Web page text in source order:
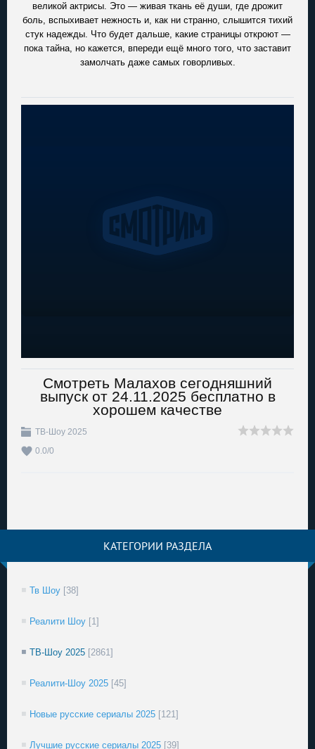
великой актрисы. Это — живая ткань её души, где дрожит
боль, вспыхивает нежность и, как ни странно, слышится тихий
стук надежды. Что будет дальше, какие страницы откроют —
пока тайна, но кажется, впереди ещё много того, что заставит
замолчать даже самых говорливых.
Смотреть Малахов сегодняшний
выпуск от 24.11.2025 бесплатно в
хорошем качестве
ТВ-Шоу 2025
0.0/0
КАТЕГОРИИ РАЗДЕЛА
Тв Шоу [38]
Реалити Шоу [1]
ТВ-Шоу 2025 [2861]
Реалити-Шоу 2025 [45]
Новые русские сериалы 2025 [121]
Лучшие русские сериалы 2025 [39]